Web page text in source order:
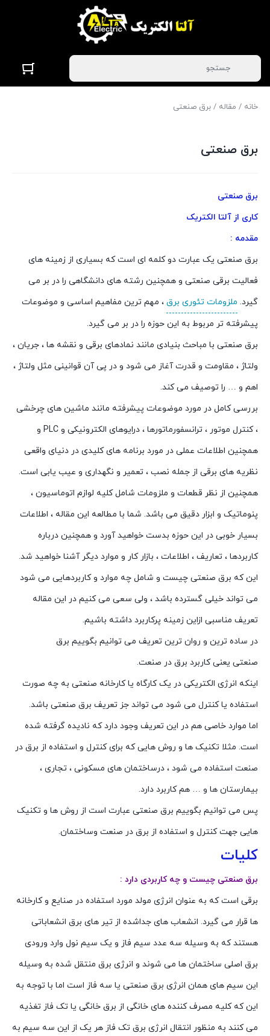
خانه / مقاله / برق صنعتی
برق صنعتی
برق صنعتی
کاری از آلتا الکتریک
مقدمه :
برق صنعتی یک عبارت دو کلمه ای است که بسیاری از زمینه های
فعالیت برقی صنعتی و همچنین رشته های دانشگاهی را در بر می
گیرد. ملزومات تئوری برق ، مهم ترین مفاهیم اساسی و موضوعات
پیشرفته تر مربوط به این حوزه را در بر می گیرد.
برق صنعتی با مباحث بنیادی مانند نمادهای برقی و نقشه ها ، جریان ،
ولتاژ ، مقاومت و قدرت آغاز می شود و در پی آن قوانینی مثل ولتاژ ،
اهم و … را توصیف می کند.
بررسی کامل در مورد موضوعات پیشرفته مانند ماشین های چرخشی
، کنترل موتور ، ترانسفورماتورها ، درایوهای الکترونیکی و PLC و
همچنین اطلاعات عملی در مورد برنامه های کلیدی در دنیای واقعی
نظریه های برقی از جمله نصب ، تعمیر و نگهداری و عیب یابی است.
همچنین از نظر قطعات و ملزومات شامل کلیه لوازم اتوماسیون ،
پنوماتیک و ابزار دقیق می باشد. شما با مطالعه این مقاله ، اطلاعات
بسیار خوبی در این حوزه بدست خواهید آورد و همچنین درباره
کاربردها ، تعاریف ، اطلاعات ، بازار کار و موارد دیگر آشنا خواهید شد.
این که برق صنعتی چیست و شامل چه موارد و کاربردهایی می شود
می تواند خیلی گسترده باشد ، ولی سعی می کنیم در این مقاله
تعریف مناسبی ازاین زمینه پرکاربرد داشته باشیم.
در ساده ترین و روان ترین تعریف می توانیم بگوییم برق
صنعتی یعنی کاربرد برق در صنعت.
اینکه انرژی الکتریکی در یک کارگاه یا کارخانه صنعتی به چه صورت
استفاده یا کنترل می شود می تواند جز تعریف برق صنعتی باشد.
اما موارد خاصی هم در این تعریف وجود دارد که نادیده گرفته شده
است. مثلا تکنیک ها و روش هایی که برای کنترل و استفاده از برق در
صنعت استفاده می شود ، درساختمان های مسکونی ، تجاری ،
بیمارستان ها و … هم کاربرد دارد.
پس می توانیم بگوییم برق صنعتی عبارت است از روش ها و تکنیک
هایی جهت کنترل و استفاده از برق در صنعت وساختمان.
کلیات
برق صنعتی چیست و چه کاربردی دارد :
برقی است که به عنوان انرژی مولد مورد استفاده در صنایع و کارخانه
ها قرار می گیرد. انشعاب های جداشده از تیر های برق انشعاباتی
هستند که به وسیله سه عدد سیم فاز و یک سیم نول وارد ورودی
برق اصلی ساختمان ها می شوند و انرژی برق منتقل شده به وسیله
این سیم های همان انرژی برق صنعتی یا سه فاز است اما با توجه به
این که کلیه مصرف کننده های خانگی از برق خانگی یا تک فاز تغذیه
می کنند به منظور انتقال انرژی برق تک فاز هر یک از این سه سیم به